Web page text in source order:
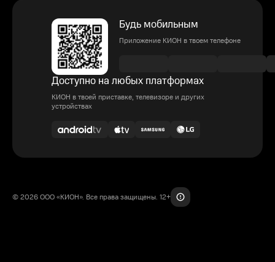
Будь мобильным
Приложение КИОН в твоем телефоне
Доступно на любых платформах
КИОН в твоей приставке, телевизоре и других
устройствах
© 2026 ООО «КИОН». Все права защищены. 12+